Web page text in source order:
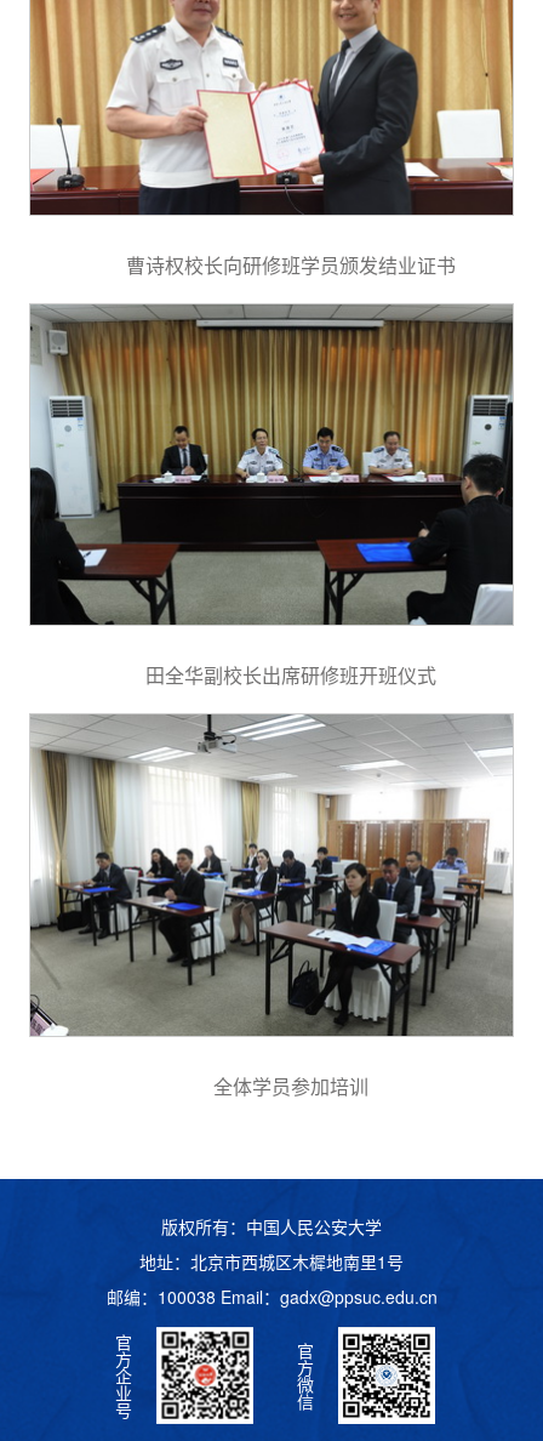
曹诗权校长向研修班学员颁发结业证书
田全华副校长出席研修班开班仪式
全体学员参加培训
版权所有：中国人民公安大学
地址：北京市西城区木樨地南里1号
邮编：100038 Email： gadx@ppsuc.edu.cn
官
方
企
业
号
官
方
微
信